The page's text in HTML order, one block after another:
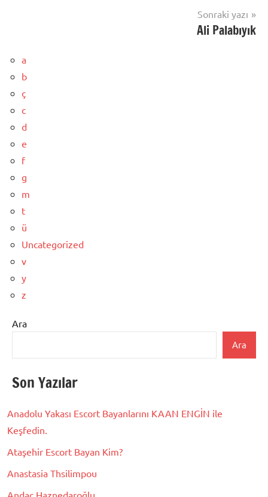
Sonraki yazı
Ali Palabıyık
a
b
ç
c
d
e
f
g
m
t
ü
Uncategorized
v
y
z
Ara
Ara
Son Yazılar
Anadolu Yakası Escort Bayanlarını KAAN ENGİN ile
Keşfedin.
Ataşehir Escort Bayan Kim?
Anastasia Thsilimpou
Andaç Haznedaroğlu